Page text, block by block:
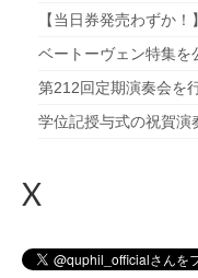
【当日券発売わずか！】
ベートーヴェン特集を
第212回定期演奏会を
学位記授与式の祝賀演
X